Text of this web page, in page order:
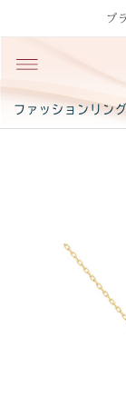
ブ
ファッションリン